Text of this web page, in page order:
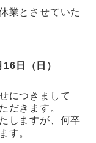
業とさせていた
日（日）
につきまして
だきます。
すが、何卒
す。